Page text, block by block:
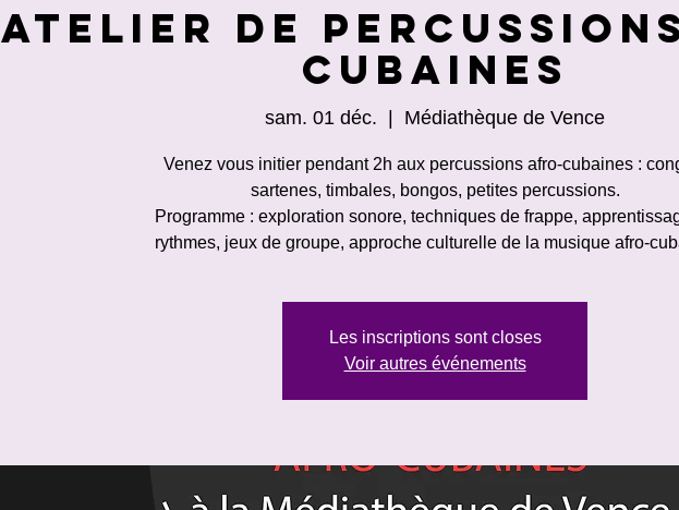
Atelier de
cubaines
sam. 01 déc.
  |
Médiathèque de Vence
Venez vous initier pendant 2h aux percussions afro-cubaines :
sartenes, timbales, bongos, petites percussions.
Programme : exploration sonore, techniques de frappe,
rythmes, jeux de groupe, approche culturelle de la musique afro-
Les inscriptions sont closes
Voir autres événements